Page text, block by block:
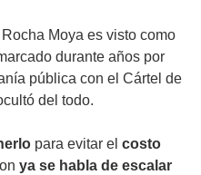
Moya es visto como
durante años por
pública con el Cártel de
del todo.
para evitar el costo
ya se habla de escalar